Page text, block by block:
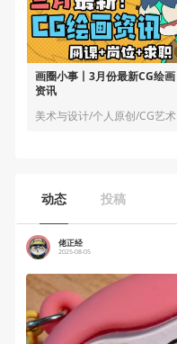
画圈小事丨3月份最新CG绘画
资讯
美术与设计/个人原创/CG艺术
动态 投稿
佬正经
2025-08-05